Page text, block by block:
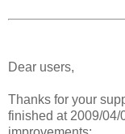
Dear users,
Thanks for your
finished at 2009/04/